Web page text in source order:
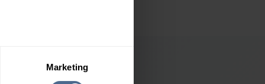
Marketing